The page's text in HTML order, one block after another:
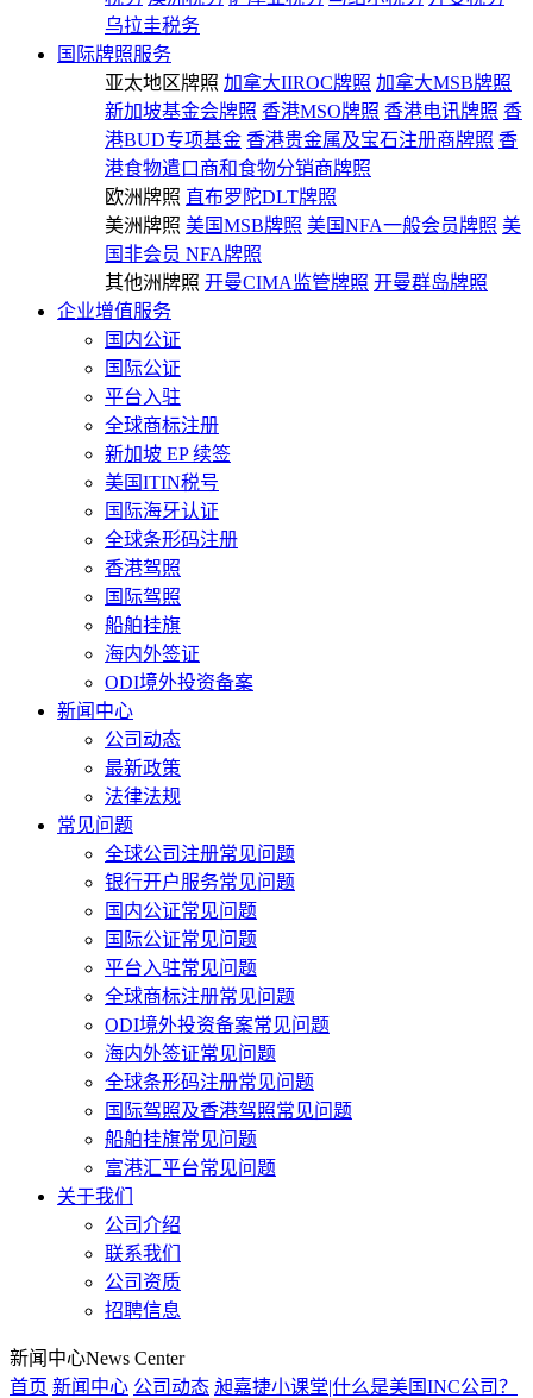
乌拉圭税务
国际牌照服务
亚太地区牌照 加拿大IIROC牌照 加拿大MSB牌照
新加坡基金会牌照 香港MSO牌照 香港电讯牌照 香
港BUD专项基金 香港贵金属及宝石注册商牌照 香
港食物遣口商和食物分销商牌照
欧洲牌照 直布罗陀DLT牌照
美洲牌照 美国MSB牌照 美国NFA一般会员牌照 美
国非会员 NFA牌照
其他洲牌照 开曼CIMA监管牌照 开曼群岛牌照
企业增值服务
国内公证
国际公证
平台入驻
全球商标注册
新加坡 EP 续签
美国ITIN税号
国际海牙认证
全球条形码注册
香港驾照
国际驾照
船舶挂旗
海内外签证
ODI境外投资备案
新闻中心
公司动态
最新政策
法律法规
常见问题
全球公司注册常见问题
银行开户服务常见问题
国内公证常见问题
国际公证常见问题
平台入驻常见问题
全球商标注册常见问题
ODI境外投资备案常见问题
海内外签证常见问题
全球条形码注册常见问题
国际驾照及香港驾照常见问题
船舶挂旗常见问题
富港汇平台常见问题
关于我们
公司介绍
联系我们
公司资质
招聘信息
新闻中心News Center
首页 新闻中心 公司动态 昶嘉捷小课堂|什么是美国INC公司？